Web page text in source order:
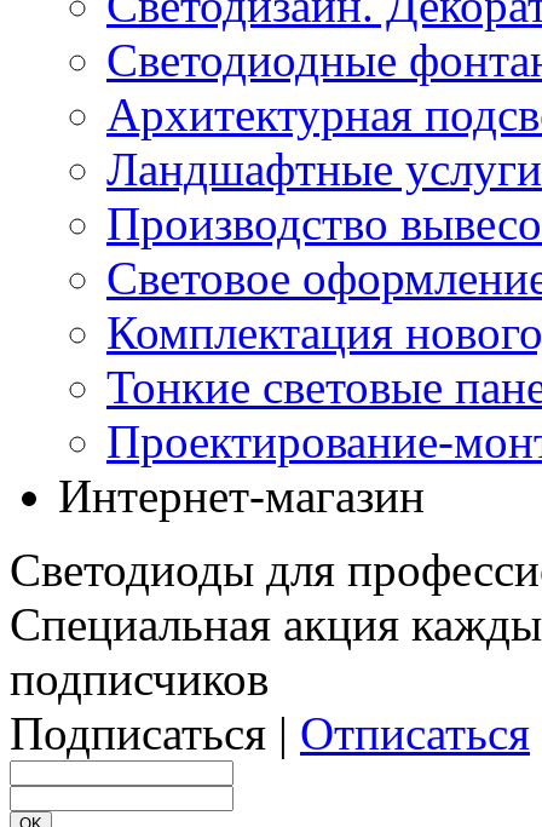
Светодиодные
Архитектурная
Ландшафтные
Производство
Световое
Комплектация
Тонкие световые
Проектирование-
Интернет-магазин
Светодиоды для
Специальная акция
подписчиков
Подписаться | Отписаться